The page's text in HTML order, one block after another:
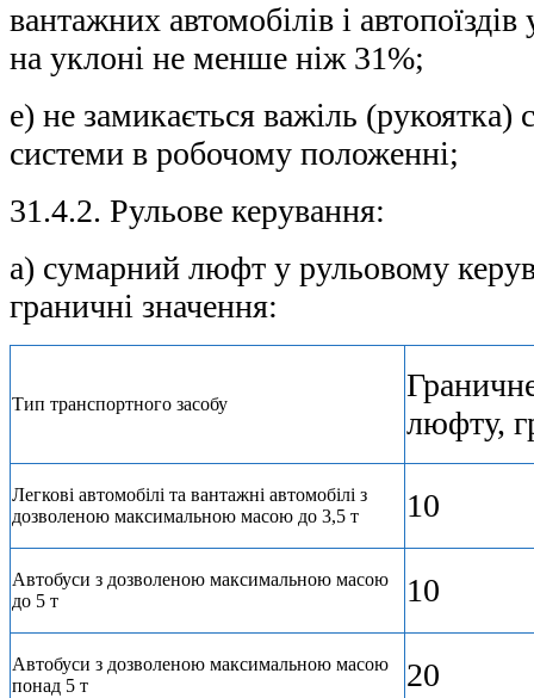
вантажних автомобілів і
на уклоні не менше ніж 31%;
е) не замикається важіль (рукоятка)
системи в робочому положенні;
31.4.2. Рульове керування:
а) сумарний люфт у рульовому
граничні значення:
Тип транспортного засобу
люфту,
Легкові автомобілі та вантажні автомобілі з
дозволеною максимальною масою до 3,5 т
10
Автобуси з дозволеною максимальною масою
до 5 т
10
Автобуси з дозволеною максимальною масою
понад 5 т
20